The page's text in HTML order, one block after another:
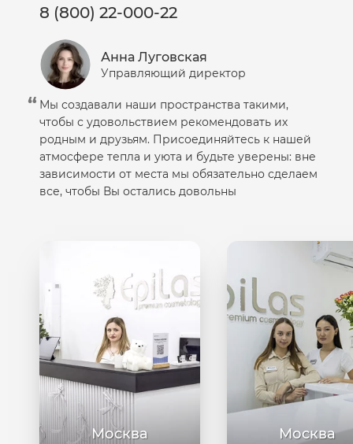
8 (800) 22-000-22
Анна Луговская
Управляющий директор
Мы создавали наши пространства такими,
чтобы с удовольствием рекомендовать их
родным и друзьям. Присоединяйтесь к нашей
атмосфере тепла и уюта и будьте уверены: вне
зависимости от места мы обязательно сделаем
все, чтобы Вы остались довольны